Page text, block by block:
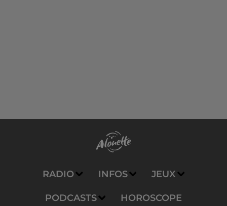
RADIO INFOS JEUX
PODCASTS HOROSCOPE